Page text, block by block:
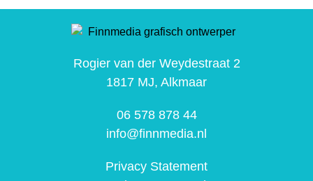
Rogier van der Weydestraat 2
1817 MJ, Alkmaar
06 578 878 44
info@finnmedia.nl
Privacy Statement